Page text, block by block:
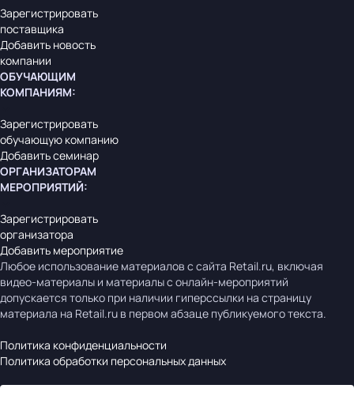
Зарегистрировать
поставщика
Добавить новость
компании
ОБУЧАЮЩИМ
КОМПАНИЯМ:
Зарегистрировать
обучающую компанию
Добавить семинар
ОРГАНИЗАТОРАМ
МЕРОПРИЯТИЙ:
Зарегистрировать
организатора
Добавить мероприятие
Любое использование материалов с сайта Retail.ru, включая
видео-материалы и материалы с онлайн-мероприятий
допускается только при наличии гиперссылки на страницу
материала на Retail.ru в первом абзаце публикуемого текста.
Политика конфиденциальности
Политика обработки персональных данных